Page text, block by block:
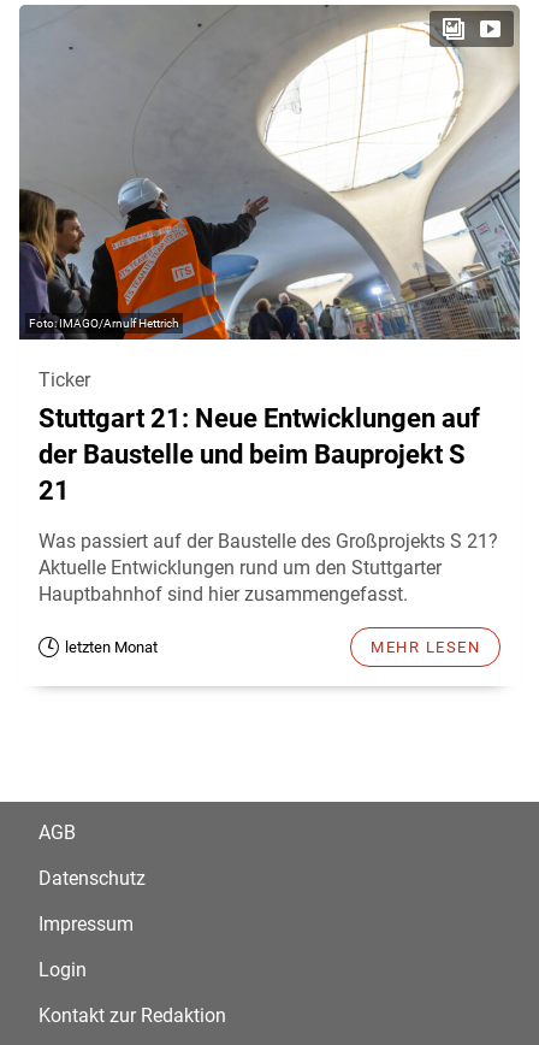
IMAGO/Arnulf Hettrich
Ticker
Stuttgart 21: Neue Entwicklungen auf
der Baustelle und beim Bauprojekt S
21
Was passiert auf der Baustelle des Großprojekts S 21?
Aktuelle Entwicklungen rund um den Stuttgarter
Hauptbahnhof sind hier zusammengefasst.
letzten Monat MEHR LESEN
AGB
Datenschutz
Impressum
Login
Kontakt zur Redaktion